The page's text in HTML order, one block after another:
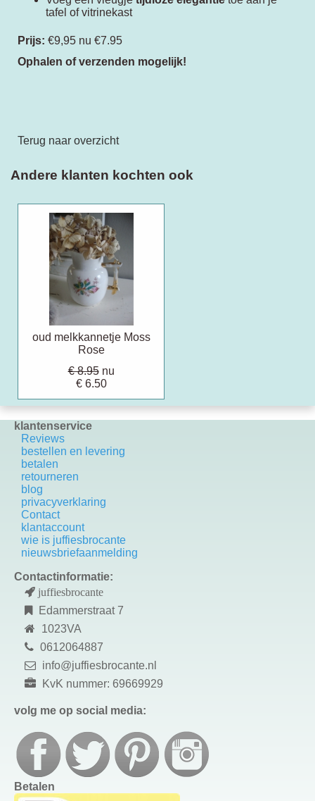
tafel of vitrinekast
Prijs: €9,95 nu €7.95
Ophalen of verzenden mogelijk!
Terug naar overzicht
Andere klanten kochten ook
oud melkkannetje Moss
Rose
€ 8.95nu
€ 6.50
klantenservice
Reviews
bestellen en levering
betalen
retourneren
blog
privacyverklaring
Contact
k lantaccount
wie is juffiesbrocante
nieuwsbriefaanmelding
Contactinformatie:
juffiesbrocante
Edammerstraat 7
1023VA
0612064887
info@juffiesbrocante.nl
KvK nummer: 69669929
volg me op social media:
Betalen